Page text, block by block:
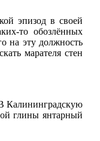
эпизод в своей
то обозлённых
на эту должность
марателя стен
Калининградскую
глины янтарный